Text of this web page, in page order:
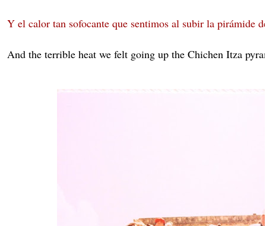
Y el calor tan sofocante que sentimos al subir la pirámide
And the terrible heat we felt going up the Chichen Itza